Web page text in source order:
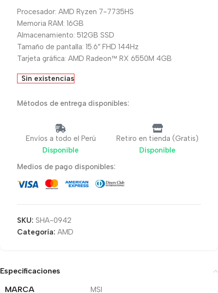
Procesador: AMD Ryzen 7-7735HS
Memoria RAM: 16GB
Almacenamiento: 512GB SSD
Tamaño de pantalla: 15.6″ FHD 144Hz
Tarjeta gráfica: AMD Radeon™ RX 6550M 4GB
Sin existencias
Métodos de entrega disponibles:
Envíos a todo el Perú
Disponible
Retiro en tienda (Gratis)
Disponible
Medios de pago disponibles:
SKU: SHA-0942
Categoría: AMD
Especificaciones
MARCA
MSI